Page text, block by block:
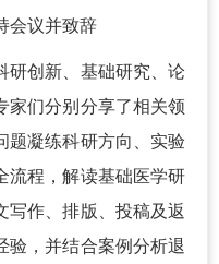
会议并致辞
创新、基础研究、论
家们分别分享了相关领
题凝练科研方向、实验
流程，解读基础医学研
写作、排版、投稿及返
验，并结合案例分析退